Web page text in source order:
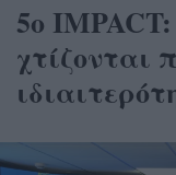
5ο
χτίζονται